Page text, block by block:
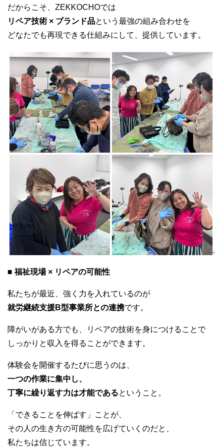
だからこそ、ZEKKOCHOでは
リペア技術 × ブランド品という最強の組み合わせを
どなたでも再現できる仕組みにして、提供しています。
■ 福祉現場 × リペアの可能性
私たちが最近、強く力を入れているのが
就労継続支援B型事業所との連携です。
障がいがある方でも、リペアの技術を身につけることで
しっかりと収入を得ることができます。
体験会を開催するたびに思うのは、
一つの作業に集中し、
丁寧に繰り返す力は才能であるということ。
「できることを伸ばす」ことが、
その人の生き方の可能性を広げていくのだと、
私たちは信じています。